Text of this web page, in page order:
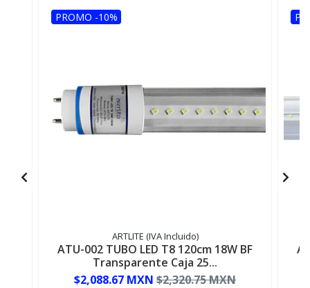
PROMO -10%
ARTLITE (IVA Incluido)
ATU-002 TUBO LED T8 120cm 18W BF
Transparente Caja 25...
$2,088.67 MXN $2,320.75 MXN